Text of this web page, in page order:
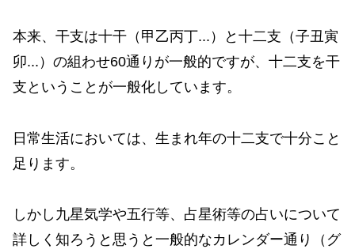
本来、干支は十干（甲乙丙丁...）と十二支（子丑寅
卯...）の組わせ60通りが一般的ですが、十二支を干
支ということが一般化しています。
日常生活においては、生まれ年の十二支で十分こと
足ります。
しかし九星気学や五行等、占星術等の占いについて
詳しく知ろうと思うと一般的なカレンダー通り（グ